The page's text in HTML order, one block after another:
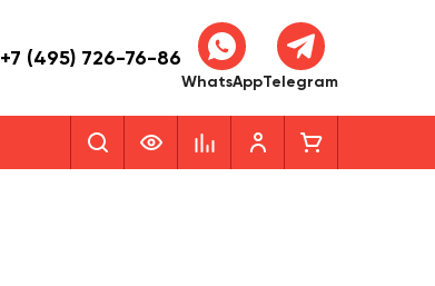
+7 (495) 726-76-86
WhatsAppTelegram